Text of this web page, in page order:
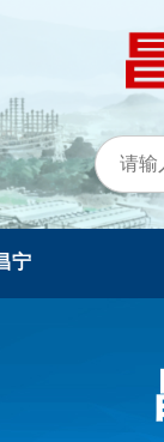
宁